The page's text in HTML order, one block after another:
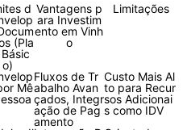
d
(Pla
o)
Vantagens p
ara Investim
ento em Vinh
o
Limitações
Mê
Fluxos de Tr
abalho Avan
çados, Integr
ação de Pag
amento
Custo Mais Al
to para Recur
sos Adicionai
s como IDV